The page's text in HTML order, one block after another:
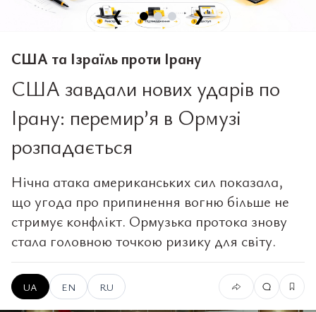
❮ ❯
США та Ізраїль проти Ірану
США завдали нових ударів по
Ірану: перемир’я в Ормузі
розпадається
Нічна атака американських сил показала,
що угода про припинення вогню більше не
стримує конфлікт. Ормузька протока знову
стала головною точкою ризику для світу.
UA EN RU